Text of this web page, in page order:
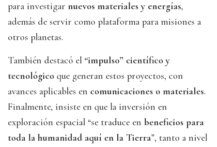
para investigar nuevos materiales y energías,
además de servir como plataforma para misiones a
otros planetas.
También destacó el “impulso” científico y
tecnológico que generan estos proyectos, con
avances aplicables en comunicaciones o materiales.
Finalmente, insiste en que la inversión en
exploración espacial “se traduce en beneficios para
toda la humanidad aquí en la Tierra”, tanto a nivel